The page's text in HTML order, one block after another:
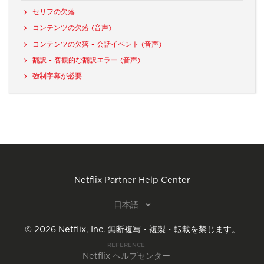
セリフの欠落
コンテンツの欠落 (音声)
コンテンツの欠落 - 会話イベント (音声)
翻訳 - 客観的な翻訳エラー (音声)
強制字幕が必要
Netflix Partner Help Center
日本語
© 2026Netflix, Inc. 無断複写・複製・転載を禁じます。
REFERENCE
Netflix ヘルプセンター